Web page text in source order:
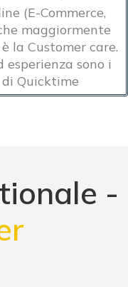
(E-Commerce,
maggiormente
la Customer care.
esperienza sono i
Quicktime
-